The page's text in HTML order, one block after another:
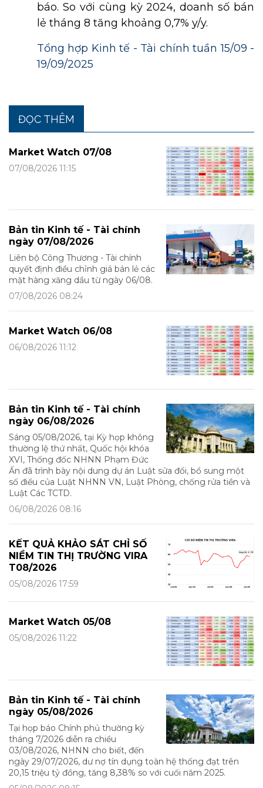
báo. So với cùng kỳ 2024, doanh số bán
lẻ tháng 8 tăng khoảng 0,7% y/y.
Tổng hợp Kinh tế - Tài chính tuần 15/09 -
19/09/2025
ĐỌC THÊM
Market Watch 07/08
07/08/2026 11:15
Bản tin Kinh tế - Tài chính
ngày 07/08/2026
Liên bộ Công Thương - Tài chính
quyết định điều chỉnh giá bán lẻ các
mặt hàng xăng dầu từ ngày 06/08.
07/08/2026 08:24
Market Watch 06/08
06/08/2026 11:12
Bản tin Kinh tế - Tài chính
ngày 06/08/2026
Sáng 05/08/2026, tại Kỳ họp không
thường lệ thứ nhất, Quốc hội khóa
XVI, Thống đốc NHNN Phạm Đức
Ấn đã trình bày nội dung dự án Luật sửa đổi, bổ sung một
số điều của Luật NHNN VN, Luật Phòng, chống rửa tiền và
Luật Các TCTD.
06/08/2026 08:16
KẾT QUẢ KHẢO SÁT CHỈ SỐ
NIỀM TIN THỊ TRƯỜNG VIRA
T08/2026
05/08/2026 17:59
Market Watch 05/08
05/08/2026 11:22
Bản tin Kinh tế - Tài chính
ngày 05/08/2026
Tại họp báo Chính phủ thường kỳ
tháng 7/2026 diễn ra chiều
03/08/2026, NHNN cho biết, đến
ngày 29/07/2026, dư nợ tín dụng toàn hệ thống đạt trên
20,15 triệu tỷ đồng, tăng 8,38% so với cuối năm 2025.